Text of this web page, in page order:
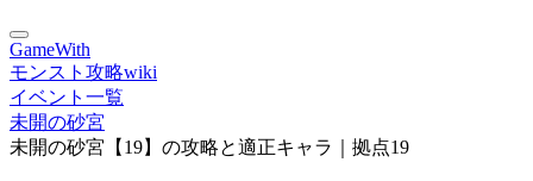
GameWith
モンスト攻略wiki
イベント一覧
未開の砂宮
未開の砂宮【19】の攻略と適正キャラ｜拠点19